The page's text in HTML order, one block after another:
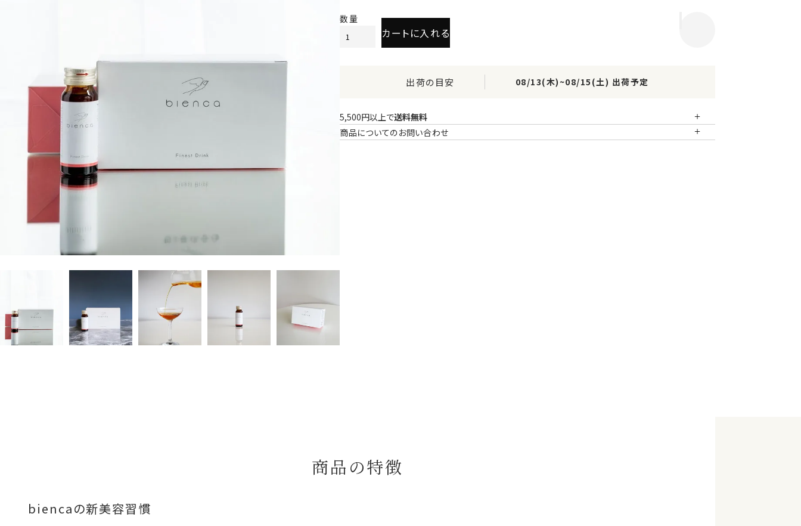
カートに入れる
出荷の目安 08/13(木)~08/15(土) 出荷予定
5,500円以上で送料無料
商品についてのお問い合わせ
商品の特徴
biencaの新美容習慣